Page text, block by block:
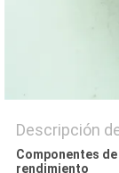
Descripción
Componentes
rendimiento